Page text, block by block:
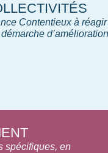
spécifiques, en
Contentieux à